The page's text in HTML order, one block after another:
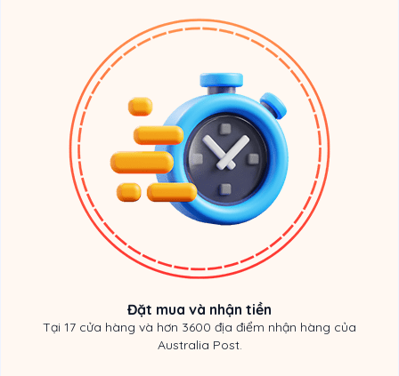
Đặt mua và nhận tiền
Tại 17 cửa hàng và hơn 3600 địa điểm nhận hàng của
Australia Post.